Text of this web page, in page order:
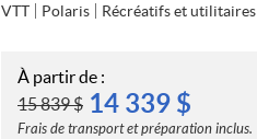
VTT Polaris Récréatifs et utilitaires
À partir de :
15 839$ 14 339 $
Frais de transport et préparation inclus.